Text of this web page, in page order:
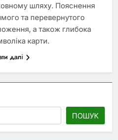
шляху. Пояснення
та перевернутого
а також глибока
карти.
далі
ПОШУК